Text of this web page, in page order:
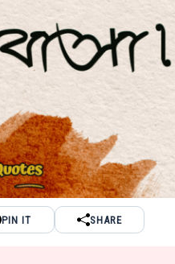
PIN IT SHARE